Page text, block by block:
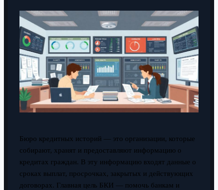
Бюро кредитных историй — это организации, которые
собирают, хранят и предоставляют информацию о
кредитах граждан. В эту информацию входят данные о
сроках выплат, просрочках, закрытых и действующих
договорах. Главная цель БКИ — помочь банкам и